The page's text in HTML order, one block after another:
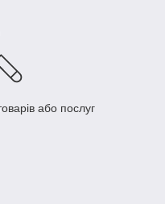
або послуг